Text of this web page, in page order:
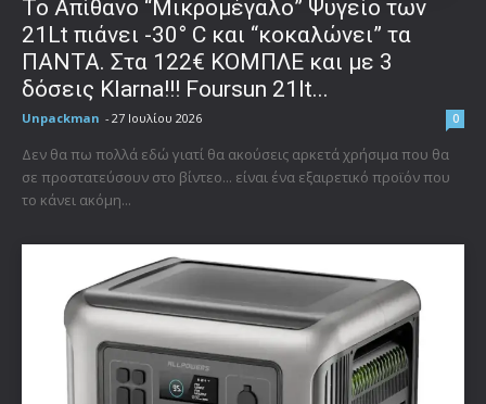
Το Απίθανο “Μικρομέγαλο” Ψυγείο των
21Lt πιάνει -30° C και “κοκαλώνει” τα
ΠΑΝΤΑ. Στα 122€ ΚΟΜΠΛΕ και με 3
δόσεις Klarna!!! Foursun 21lt...
Unpackman - 27 Ιουλίου 2026 0
Δεν θα πω πολλά εδώ γιατί θα ακούσεις αρκετά χρήσιμα που θα
σε προστατεύσουν στο βίντεο... είναι ένα εξαιρετικό προϊόν που
το κάνει ακόμη...